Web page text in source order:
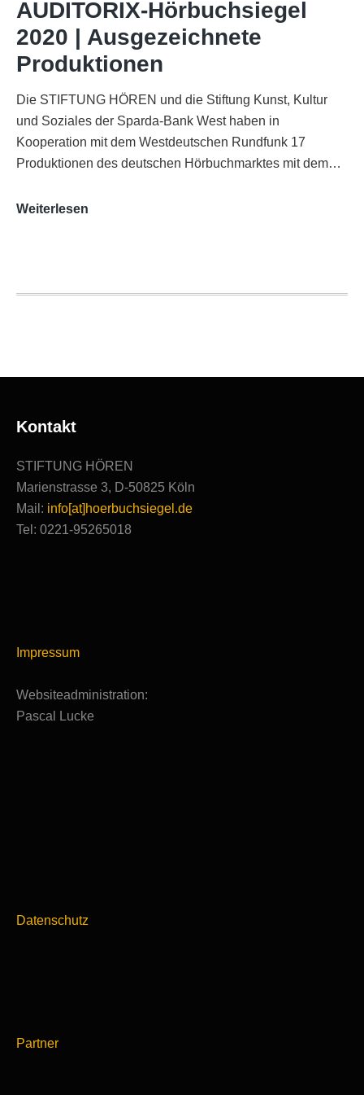
Funkhaus
Köln
AUDITORIX-Hörbuchsiegel
2020 | Ausgezeichnete
Produktionen
Die STIFTUNG HÖREN und die Stiftung Kunst, Kultur
und Soziales der Sparda-Bank West haben in
Kooperation mit dem Westdeutschen Rundfunk 17
Produktionen des deutschen Hörbuchmarktes mit dem…
Weiterlesen
Ausgezeichnete
Kontakt
STIFTUNG HÖREN
Marienstrasse 3, D-50825 Köln
Mail: info[at]hoerbuchsiegel.de
Tel: 0221-95265018
Impressum
Websiteadministration:
Pascal Lucke
Datenschutz
Partner